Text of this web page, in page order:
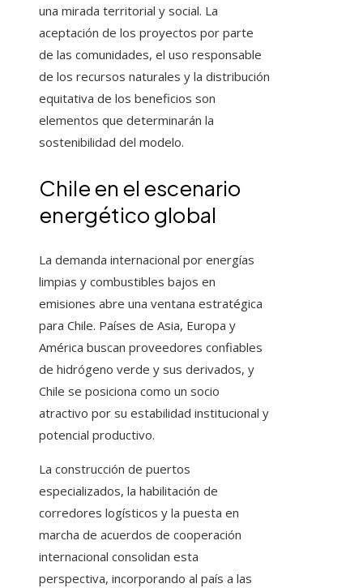
una mirada territorial y social. La
aceptación de los proyectos por parte
de las comunidades, el uso responsable
de los recursos naturales y la distribución
equitativa de los beneficios son
elementos que determinarán la
sostenibilidad del modelo.
Chile en el escenario
energético global
La demanda internacional por energías
limpias y combustibles bajos en
emisiones abre una ventana estratégica
para Chile. Países de Asia, Europa y
América buscan proveedores confiables
de hidrógeno verde y sus derivados, y
Chile se posiciona como un socio
atractivo por su estabilidad institucional y
potencial productivo.
La construcción de puertos
especializados, la habilitación de
corredores logísticos y la puesta en
marcha de acuerdos de cooperación
internacional consolidan esta
perspectiva, incorporando al país a las